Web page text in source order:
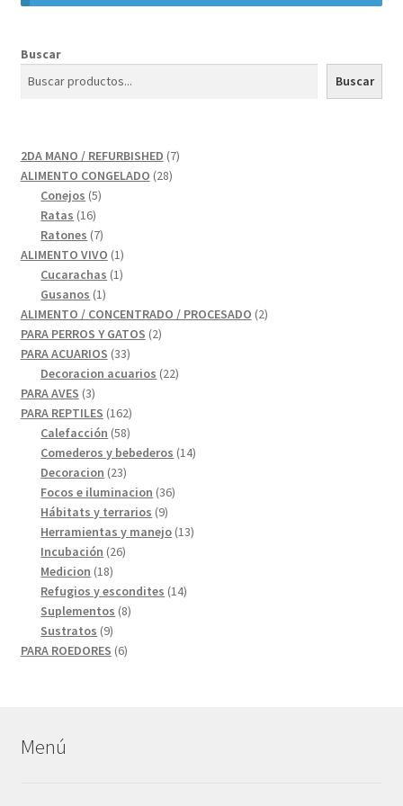
Buscar
Buscar
2DA MANO / REFURBISHED 77
ALIMENTO CONGELADO 2828
Conejos 55
Ratas 1616
productos
Ratones 77
productos
ALIMENTO VIVO 11
producto
Cucarachas 11
Gusanos 11
producto
ALIMENTO / CONCENTRADO / PROCESADO 22
PARA PERROS Y GATOS 22
PARA ACUARIOS 3333
productos
Decoracion acuarios 2222
PARA AVES 33
productos
PARA REPTILES 162162
productos
Calefacción 5858
productos
Comederos y bebederos 1414
Decoracion 2323
productos
Focos e iluminacion 3636
Hábitats y terrarios 99
productos
Herramientas y manejo 1313
Incubación 2626
Medicion 1818
productos
Refugios y escondites 1414
Suplementos 88
Sustratos 99
productos
PARA ROEDORES 66
Menú